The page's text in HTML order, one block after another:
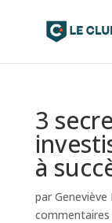
3
à
par
commentaires